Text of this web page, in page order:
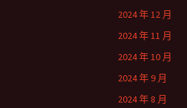
2024 年 12 月
2024 年 11 月
2024 年 10 月
2024 年 9 月
2024 年 8 月